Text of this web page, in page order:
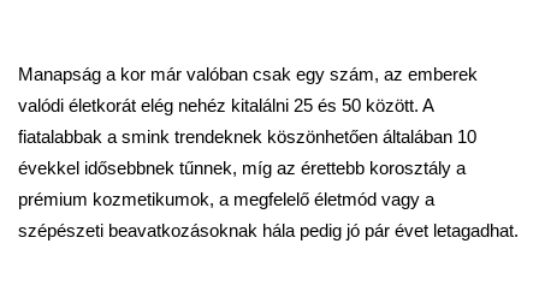
Manapság a kor már valóban csak egy szám, az emberek
valódi életkorát elég nehéz kitalálni 25 és 50 között. A
fiatalabbak a smink trendeknek köszönhetően általában 10
évekkel idősebbnek tűnnek, míg az érettebb korosztály a
prémium kozmetikumok, a megfelelő életmód vagy a
szépészeti beavatkozásoknak hála pedig jó pár évet letagadhat.